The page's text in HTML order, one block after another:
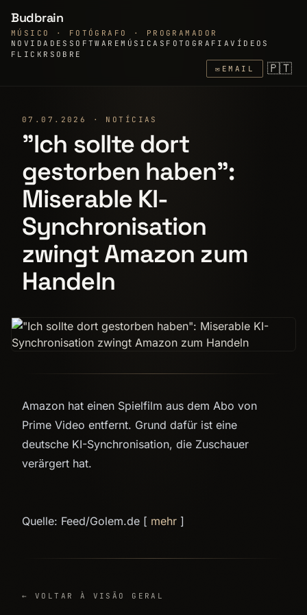
Budbrain
MÚSICO · FOTÓGRAFO · PROGRAMADOR
NOVIDADES SOFTWAREMÚSICAS FOTOGRAFIAVÍDEOS
FLICKR SOBRE
✉ EMAIL 🇵🇹
07.07.2026 · NOTÍCIAS
"Ich sollte dort
gestorben haben":
Miserable KI-
Synchronisation
zwingt Amazon zum
Handeln
Amazon hat einen Spielfilm aus dem Abo von
Prime Video entfernt. Grund dafür ist eine
deutsche KI-Synchronisation, die Zuschauer
verärgert hat.
Quelle: Feed/Golem.de [ mehr ]
← VOLTAR À VISÃO GERAL